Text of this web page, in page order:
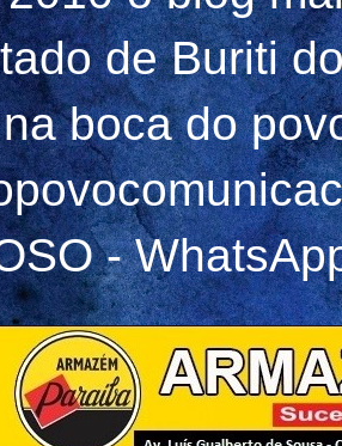
de Buriti
boca do
-